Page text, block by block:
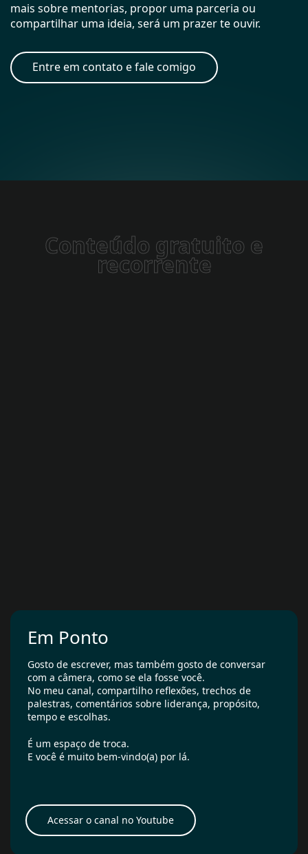
mais sobre mentorias, propor uma parceria ou
compartilhar uma ideia, será um prazer te ouvir.
Entre em contato e fale comigo
Conteúdo gratuito e
recorrente
Em Ponto
Gosto de escrever, mas também gosto de conversar
com a câmera, como se ela fosse você.
No meu canal, compartilho reflexões, trechos de
palestras, comentários sobre liderança, propósito,
tempo e escolhas.
É um espaço de troca.
E você é muito bem-vindo(a) por lá.
Acessar o canal no Youtube